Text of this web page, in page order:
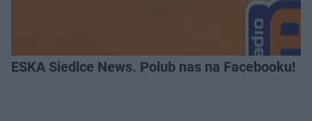
ESKA Siedlce News. Polub nas na Facebooku!